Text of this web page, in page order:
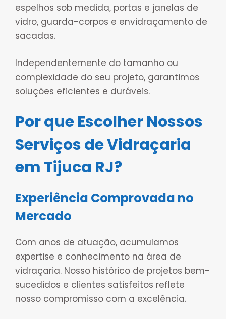
espelhos sob medida, portas e janelas de
vidro, guarda-corpos e envidraçamento de
sacadas.
Independentemente do tamanho ou
complexidade do seu projeto, garantimos
soluções eficientes e duráveis.
Por que Escolher Nossos
Serviços de Vidraçaria
em Tijuca RJ?
Experiência Comprovada no
Mercado
Com anos de atuação, acumulamos
expertise e conhecimento na área de
vidraçaria. Nosso histórico de projetos bem-
sucedidos e clientes satisfeitos reflete
nosso compromisso com a excelência.